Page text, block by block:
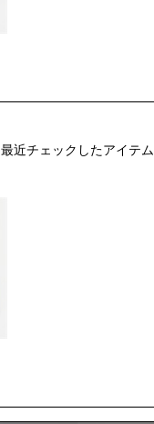
最近チェックしたアイテム